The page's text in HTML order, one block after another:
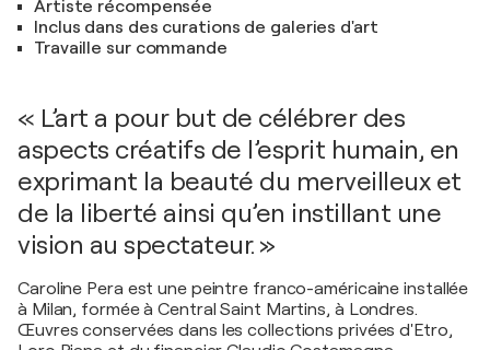
Artiste récompensée
Inclus dans des curations de galeries d'art
Travaille sur commande
« L’art a pour but de célébrer des
aspects créatifs de l’esprit humain, en
exprimant la beauté du merveilleux et
de la liberté ainsi qu’en instillant une
vision au spectateur. »
Caroline Pera est une peintre franco-américaine installée
à Milan, formée à Central Saint Martins, à Londres.
Œuvres conservées dans les collections privées d'Etro,